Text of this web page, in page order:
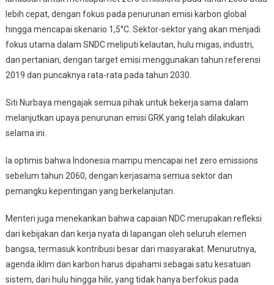
lebih cepat, dengan fokus pada penurunan emisi karbon global
hingga mencapai skenario 1,5°C. Sektor-sektor yang akan menjadi
fokus utama dalam SNDC meliputi kelautan, hulu migas, industri,
dan pertanian, dengan target emisi menggunakan tahun referensi
2019 dan puncaknya rata-rata pada tahun 2030.
Siti Nurbaya mengajak semua pihak untuk bekerja sama dalam
melanjutkan upaya penurunan emisi GRK yang telah dilakukan
selama ini.
Ia optimis bahwa Indonesia mampu mencapai net zero emissions
sebelum tahun 2060, dengan kerjasama semua sektor dan
pemangku kepentingan yang berkelanjutan.
Menteri juga menekankan bahwa capaian NDC merupakan refleksi
dari kebijakan dan kerja nyata di lapangan oleh seluruh elemen
bangsa, termasuk kontribusi besar dari masyarakat. Menurutnya,
agenda iklim dan karbon harus dipahami sebagai satu kesatuan
sistem, dari hulu hingga hilir, yang tidak hanya berfokus pada